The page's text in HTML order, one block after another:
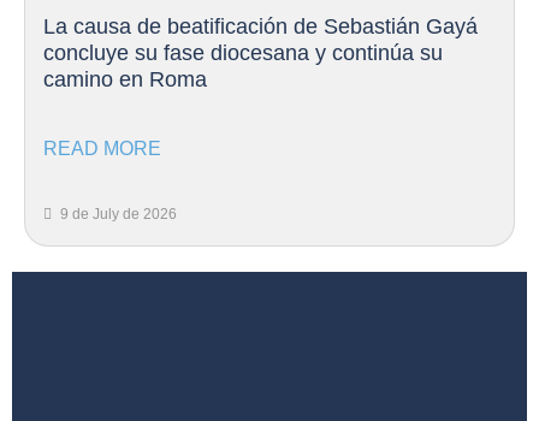
La causa de beatificación de Sebastián Gayá
concluye su fase diocesana y continúa su
camino en Roma
READ MORE
9 de July de 2026